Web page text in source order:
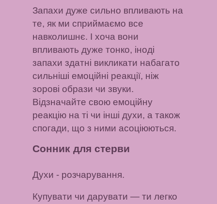
Запахи дуже сильно впливають на
те, як ми сприймаємо все
навколишнє. І хоча вони
впливають дуже тонко, іноді
запахи здатні викликати набагато
сильніші емоційні реакції, ніж
зорові образи чи звуки.
Відзначайте свою емоційну
реакцію на ті чи інші духи, а також
спогади, що з ними асоціюються.
Сонник для стерви
Духи - розчарування.
Купувати чи дарувати — ти легко